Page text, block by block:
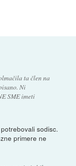
ta člen na
Ni
SME imeti
sodisc.
primere ne